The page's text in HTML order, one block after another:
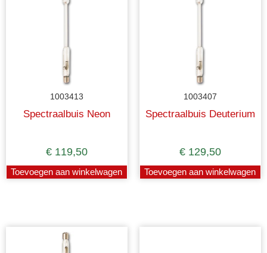
1003413
Spectraalbuis Neon
€ 119,50
Toevoegen aan winkelwagen
1003407
Spectraalbuis Deuterium
€ 129,50
Toevoegen aan winkelwagen